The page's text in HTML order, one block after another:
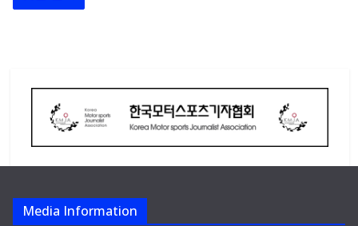
Media Information